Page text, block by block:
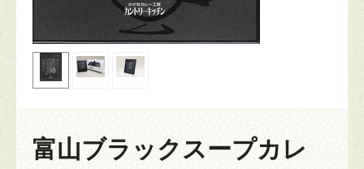
富山ブラックスープカレ